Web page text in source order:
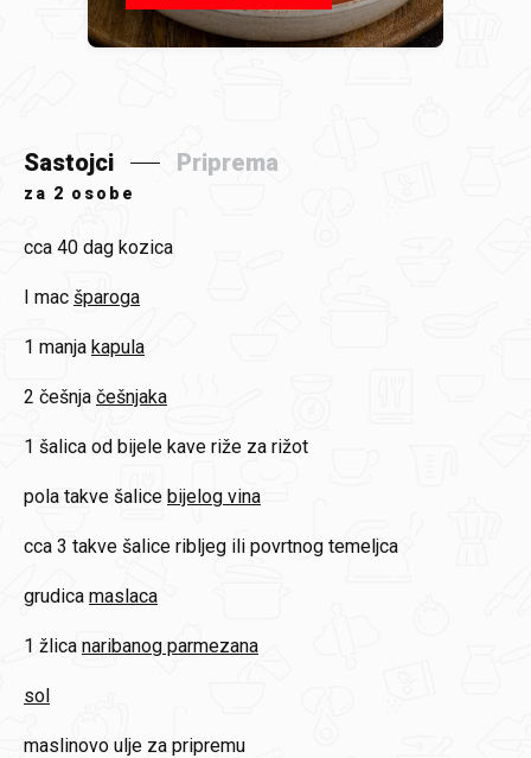
Sastojci Priprema
za 2 osobe
cca 40 dag kozica
I mac šparoga
1 manja kapula
2 češnja češnjaka
1 šalica od bijele kave riže za rižot
pola takve šalice bijelog vina
cca 3 takve šalice ribljeg ili povrtnog temeljca
grudica maslaca
1 žlica naribanog parmezana
sol
maslinovo ulje za pripremu